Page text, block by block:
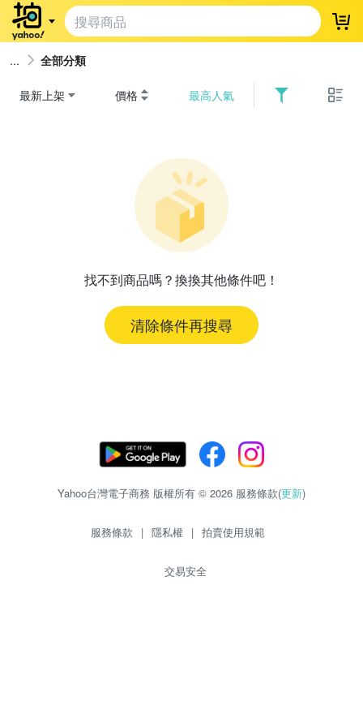
登
全部分類
最新上架 價格 最高人氣
找不到商品嗎？換換其他條件吧！
清除條件再搜尋
Yahoo台灣電子商務 版權所有 © 2026 服務條款(更新)
服務條款 | 隱私權 | 拍賣使用規範
交易安全